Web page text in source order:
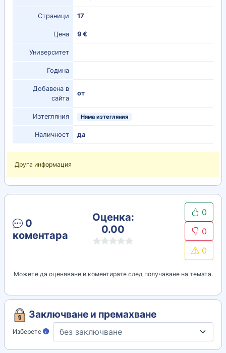
Страници 17
Цена 9 €
Университет
Година
Добавена в
сайта
от
Изтегляния Няма изтегляния
Наличност да
Друга информация
0
коментара
Оценка:
0.00
0
0
0
Можете да оценяване и коментирате след получаване на темата.
Заключване и премахване
Изберете